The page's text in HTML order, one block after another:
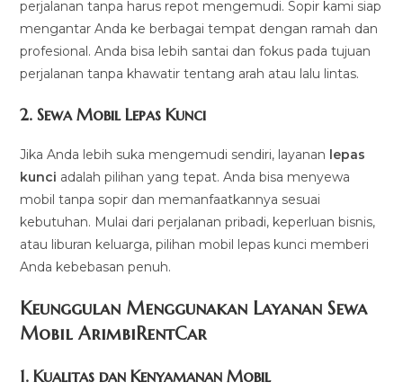
perjalanan tanpa harus repot mengemudi. Sopir kami siap
mengantar Anda ke berbagai tempat dengan ramah dan
profesional. Anda bisa lebih santai dan fokus pada tujuan
perjalanan tanpa khawatir tentang arah atau lalu lintas.
2.Sewa Mobil Lepas Kunci
Jika Anda lebih suka mengemudi sendiri, layanan lepas
kunci adalah pilihan yang tepat. Anda bisa menyewa
mobil tanpa sopir dan memanfaatkannya sesuai
kebutuhan. Mulai dari perjalanan pribadi, keperluan bisnis,
atau liburan keluarga, pilihan mobil lepas kunci memberi
Anda kebebasan penuh.
Keunggulan Menggunakan Layanan Sewa
Mobil ArimbiRentCar
1.Kualitas dan Kenyamanan Mobil